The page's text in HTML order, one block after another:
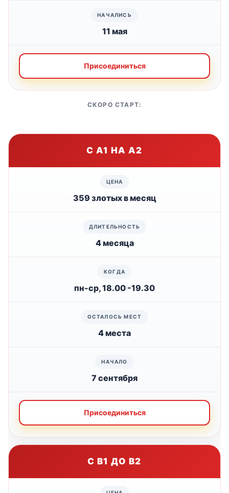
11 мая
Присоединиться
СКОРО СТАРТ:
С А1 НА А2
359 злотых в месяц
4 месяца
пн-ср, 18.00 -19.30
4 места
7 сентября
Присоединиться
С B1 ДО B2